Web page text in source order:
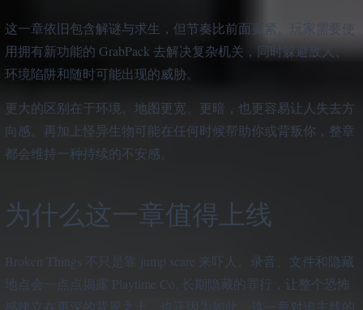
这一章依旧包含解谜与求生，但节奏比前面更紧。玩家需要使
用拥有新功能的 GrabPack 去解决复杂机关，同时躲避敌人、
环境陷阱和随时可能出现的威胁。
更大的区别在于环境。地图更宽、更暗，也更容易让人失去方
向感。再加上怪异生物可能在任何时候帮助你或背叛你，整章
都会维持一种持续的不安感。
为什么这一章值得上线
Broken Things 不只是靠 jump scare 来吓人。录音、文件和隐藏
地点会一点点揭露 Playtime Co. 长期隐藏的罪行，让整个恐怖
感建立在更深的背景之上。也正因为如此，这一章对追主线的